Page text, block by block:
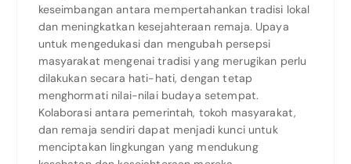
keseimbangan antara mempertahankan tradisi lokal
dan meningkatkan kesejahteraan remaja. Upaya
untuk mengedukasi dan mengubah persepsi
masyarakat mengenai tradisi yang merugikan perlu
dilakukan secara hati-hati, dengan tetap
menghormati nilai-nilai budaya setempat.
Kolaborasi antara pemerintah, tokoh masyarakat,
dan remaja sendiri dapat menjadi kunci untuk
menciptakan lingkungan yang mendukung